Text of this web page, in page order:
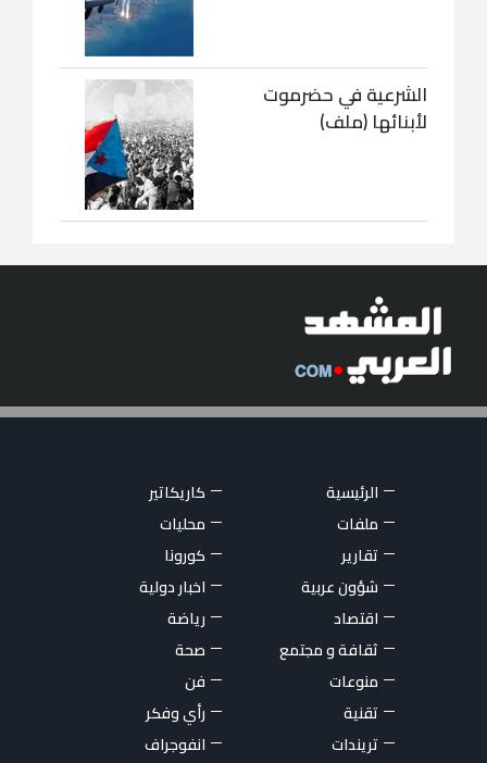
الشرعية في حضرموت
لأبنائها (ملف)
الرئيسية
كاريكاتير
ملفات
محليات
تقارير
كورونا
شؤون عربية
اخبار دولية
اقتصاد
رياضة
ثقافة و مجتمع
صحة
منوعات
فن
تقنية
رأي وفكر
تريندات
انفوجراف